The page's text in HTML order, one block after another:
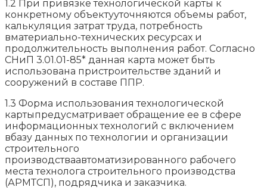
1.2 При привязке технологической карты к
конкретному объектууточняются объемы работ,
калькуляция затрат труда, потребность
вматериально-технических ресурсах и
продолжительность выполнения работ. Согласно
СНиП 3.01.01-85* данная карта может быть
использована пристроительстве зданий и
сооружений в составе ППР.
1.3 Форма использования технологической
картыпредусматривает обращение ее в сфере
информационных технологий с включением
вбазу данных по технологии и организации
строительного
производстваавтоматизированного рабочего
места технолога строительного производства
(АРМТСП), подрядчика и заказчика.